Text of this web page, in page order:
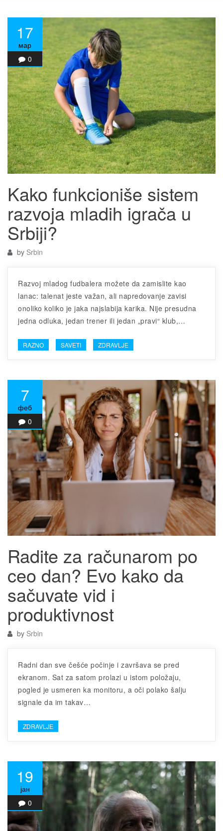
17
мар
0
Kako funkcioniše sistem
razvoja mladih igrača u
Srbiji?
by Srbin
Razvoj mladog fudbalera možete da zamislite kao
lanac: talenat jeste važan, ali napredovanje zavisi
onoliko koliko je jaka najslabija karika. Nije presudna
jedna odluka, jedan trener ili jedan „pravi“ klub,…
RAZNO SAVETI ZDRAVLJE
7
феб
0
Radite za računarom po
ceo dan? Evo kako da
sačuvate vid i
produktivnost
by Srbin
Radni dan sve češće počinje i završava se pred
ekranom. Sat za satom prolazi u istom položaju,
pogled je usmeren ka monitoru, a oči polako šalju
signale da im takav…
ZDRAVLJE
19
јан
0